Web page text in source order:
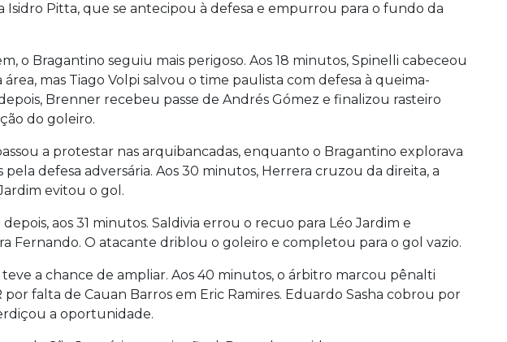
Isidro Pitta, que se antecipou à defesa e empurrou para o fundo da
o Bragantino seguiu mais perigoso. Aos 18 minutos, Spinelli cabeceou
mas Tiago Volpi salvou o time paulista com defesa à queima-
Brenner recebeu passe de Andrés Gómez e finalizou rasteiro
do goleiro.
a protestar nas arquibancadas, enquanto o Bragantino explorava
pela defesa adversária. Aos 30 minutos, Herrera cruzou da direita, a
evitou o gol.
aos 31 minutos. Saldivia errou o recuo para Léo Jardim e
Fernando. O atacante driblou o goleiro e completou para o gol vazio.
a chance de ampliar. Aos 40 minutos, o árbitro marcou pênalti
por falta de Cauan Barros em Eric Ramires. Eduardo Sasha cobrou por
a oportunidade.